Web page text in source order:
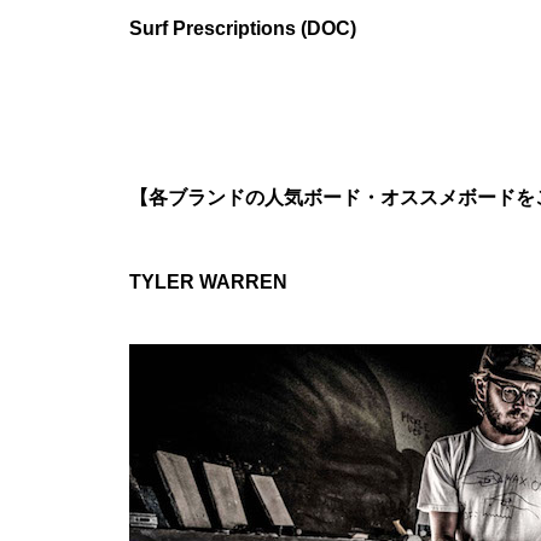
Surf Prescriptions (DOC)
【各ブランドの人気ボード・オススメボード
TYLER WARREN